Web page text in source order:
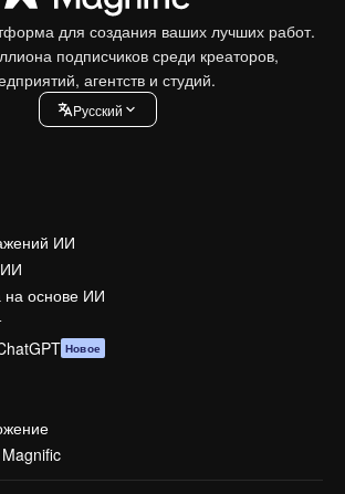
для создания ваших лучших работ.
подписчиков среди креаторов,
агентств и студий.
Pусский
ИИ
на основе ИИ
Новое